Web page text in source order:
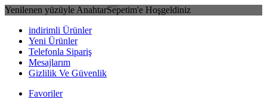
Yenilenen yüzüyle AnahtarSepetim'e Hoşgeldiniz
indirimli Ürünler
Yeni Ürünler
Telefonla Sipariş
Mesajlarım
Gizlilik Ve Güvenlik
Favoriler